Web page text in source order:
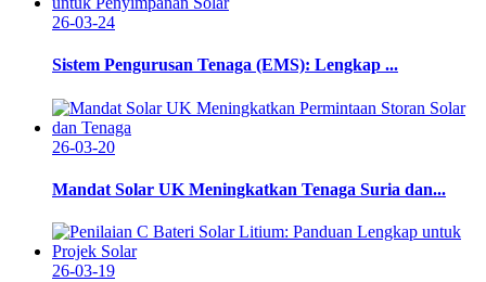
26-03-24
Sistem Pengurusan Tenaga (EMS): Lengkap ...
26-03-20
Mandat Solar UK Meningkatkan Tenaga Suria dan...
26-03-19